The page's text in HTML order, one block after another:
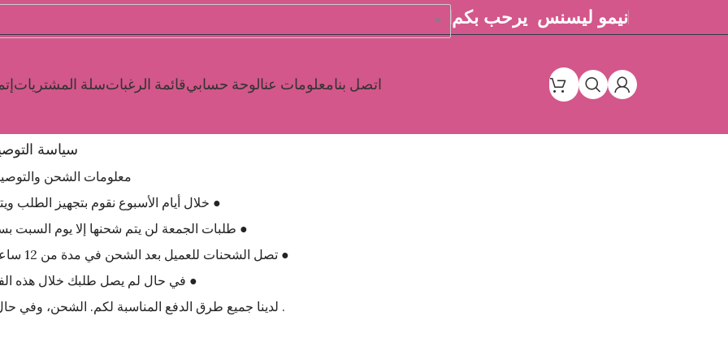
نيمو ليسنس يرحب بكم
سلة المشترياتقائمة الرغباتلوحة حسابيمعلومات عنااتصل بنا
سياسة
معلومات الشحن
● خلال أيام الأسبوع نقوم بتجهيز
● طلبات الجمعة لن يتم شحنها إلا يوم
● تصل الشحنات للعميل بعد الشحن في مدة من 12 ساعة إلى 48 ساعة في الغالب وذلك حسب ولاية العميل .
● في حال لم يصل طلبك خلال هذه
3- لدينا جميع طرق الدفع المناسبة لكم. الشحن، وفي حال واجهتك أي صعوبات نحن هنا لمساعدتك وخدمتك .